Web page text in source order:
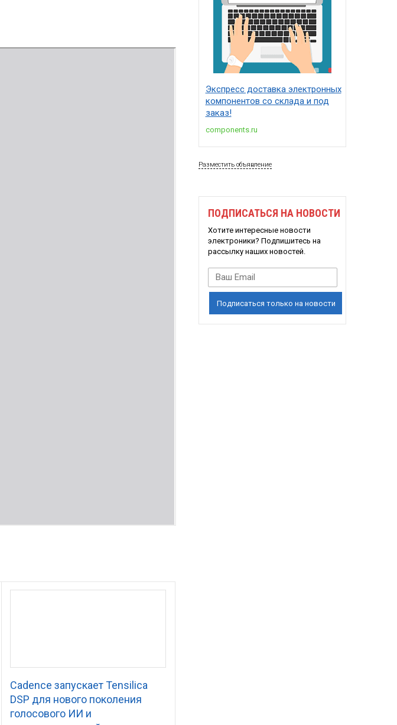
Cadence запускает Tensilica
DSP для нового поколения
голосового ИИ и
Экспресс доставка электронных
компонентов со склада и под
заказ!
components.ru
Разместить объявление
ПОДПИСАТЬСЯ НА НОВОСТИ
Хотите интересные новости
электроники? Подпишитесь на
рассылку наших новостей.